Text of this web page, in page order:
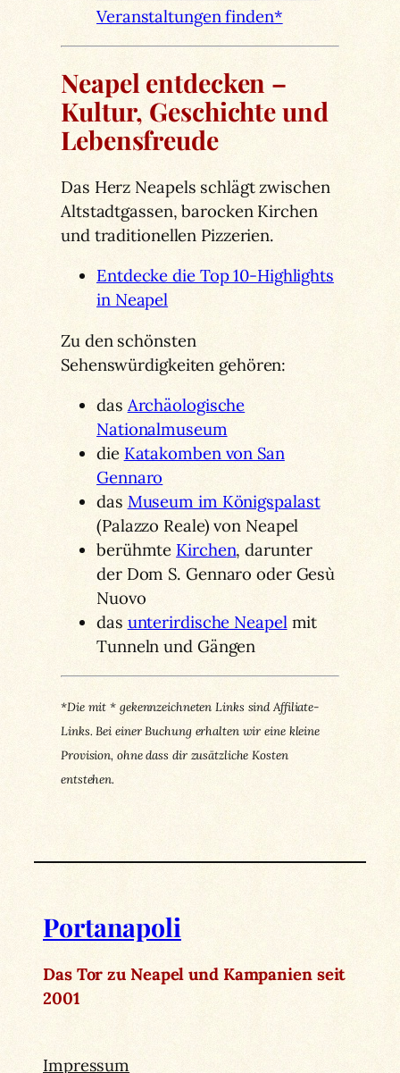
Veranstaltungen finden*
Neapel entdecken –
Kultur, Geschichte und
Lebensfreude
Das Herz Neapels schlägt zwischen
Altstadtgassen, barocken Kirchen
und traditionellen Pizzerien.
Entdecke die Top 10-Highlights
in Neapel
Zu den schönsten
Sehenswürdigkeiten gehören:
das Archäologische
Nationalmuseum
die Katakomben von San
Gennaro
das Museum im Königspalast
(Palazzo Reale) von Neapel
berühmte Kirchen, darunter
der Dom S. Gennaro oder Gesù
Nuovo
das unterirdische Neapelmit
Tunneln und Gängen
*Die mit * gekennzeichneten Links sind Affiliate-
Links. Bei einer Buchung erhalten wir eine kleine
Provision, ohne dass dir zusätzliche Kosten
entstehen.
Portanapoli
Das Tor zu Neapel und Kampanien seit
2001
Impressum